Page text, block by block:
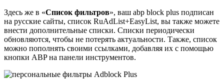
Здесь же в «Список фильтров», ваш abp block plus подписан
на русские сайты, список RuAdList+EasyList, вы также можете
внести дополнительные списки. Списки периодически
обновляются, чтобы не потерять актуальности. Также, список
можно пополнять своими ссылками, добавляя их с помощью
кнопки ABP на панели инструментов.